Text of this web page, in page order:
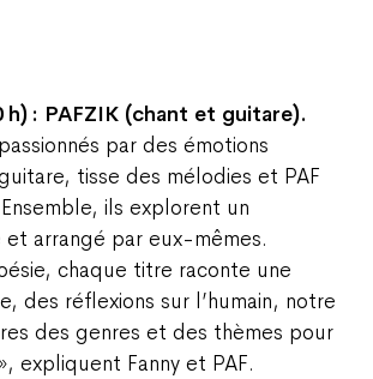
h) : PAFZIK (chant et guitare).
par des émotions
tisse des mélodies et PAF
ils explorent un
arrangé par eux-mêmes.
chaque titre raconte une
des réflexions sur l’humain, notre
des genres et des thèmes pour
expliquent Fanny et PAF.